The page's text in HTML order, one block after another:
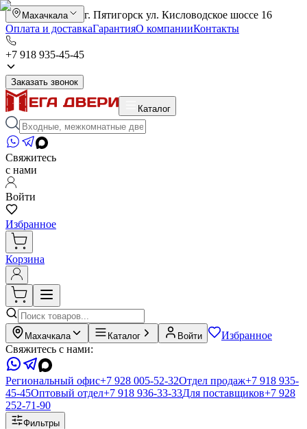
Махачкала
г. Пятигорск ул. Кисловодское шоссе 16
Оплата и доставкаГарантияО компанииКонтакты
+7 918 935-45-45
Заказать звонок
Каталог
Свяжитесь
с нами
Войти
Избранное
Корзина
Махачкала Каталог Войти
Избранное
Свяжитесь с нами:
Региональный офис+7 928 005-52-32Отдел продаж+7 918 935-
45-45Оптовый отдел+7 918 936-33-33Для поставщиков+7 928
252-71-90
Фильтры